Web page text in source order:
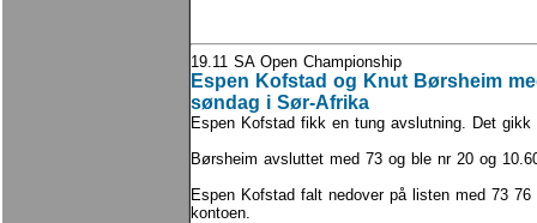
19.11 SA Open Championship
Espen Kofstad og Knut Børsheim
søndag i Sør-Afrika
Espen Kofstad fikk en tung avslutning. Det
Børsheim avsluttet med 73 og ble nr 20 og
Espen Kofstad falt nedover på listen med 73
kontoen.